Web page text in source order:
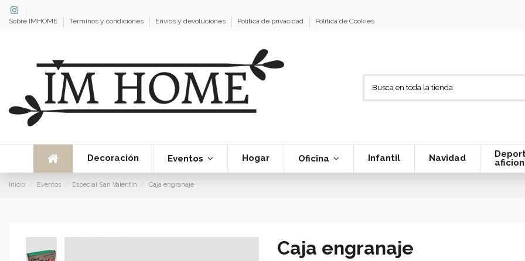
Sobre IMHOME Términos y condiciones Envíos y devoluciones Política de privacidad Política de Cookies
Decoración Eventos Hogar Oficina Infantil Navidad
Inicio Eventos Especial San Valentín Caja engranaje
Caja engranaje